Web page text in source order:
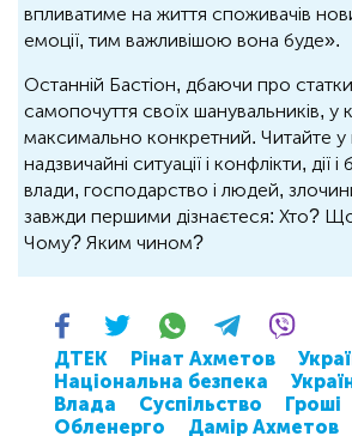
впливатиме на життя споживачів
емоції, тим важливішою вона буде».
Останній Бастіон, дбаючи про статки
самопочуття своїх шанувальників, у
максимально конкретний. Читайте у
надзвичайні ситуації і конфлікти, дії і
влади, господарство і людей,
завжди першими дізнаєтеся: Хто?
Чому? Яким чином?
ДТЕК Рінат Ахметов
Національна безпека
Влада
Суспільство Гроші
Обленерго
Дамір Ахметов